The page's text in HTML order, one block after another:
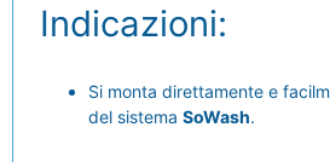
Indicazioni:
Si monta direttamente e
del sistema SoWash.